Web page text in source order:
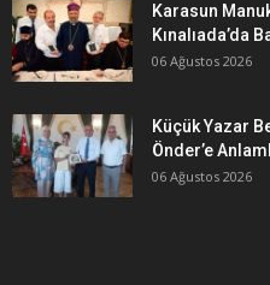
Karasun
Kınalıada’da
06 Ağustos 2026
Küçük Yazar
Önder’e
06 Ağustos 2026